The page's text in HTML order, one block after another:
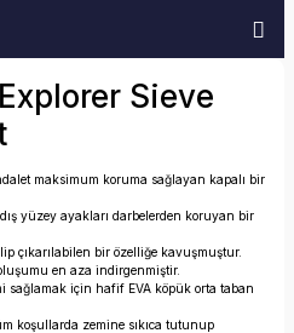
Sieve
maksimum koruma sağlayan kapalı bir
yüzey ayakları darbelerden koruyan bir
çıkarılabilen bir özelliğe kavuşmuştur.
en aza indirgenmiştir.
sağlamak için hafif EVA köpük orta taban
koşullarda zemine sıkıca tutunup